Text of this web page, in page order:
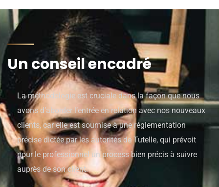
Un conseil encadré
La méthodologie est cruciale dans la façon que nous
avons d’aborder l’entrée en relation avec nos nouveaux
clients, car elle est soumise à une réglementation
précise dictée par les autorités de Tutelle, qui prévoit
pour le professionnel un process bien précis à suivre
auprès de son client: